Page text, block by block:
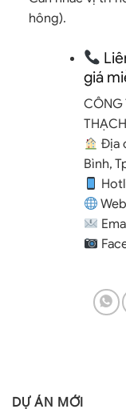
hông).
giá
CÔNG
Địa
Bình,
DỰ ÁN MỚI